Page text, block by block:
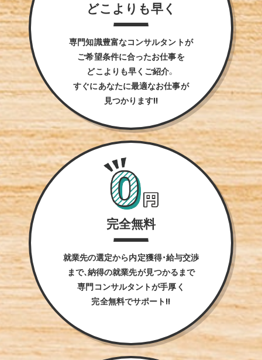
どこよりも早く
専門知識豊富なコンサルタントが
ご希望条件に合ったお仕事を
どこよりも早くご紹介。
すぐにあなたに最適なお仕事が
見つかります!!
完全無料
就業先の選定から内定獲得・給与交渉
まで、納得の就業先が見つかるまで
専門コンサルタントが手厚く
完全無料でサポート!!